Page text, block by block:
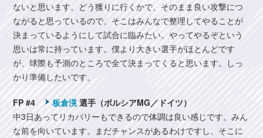
ないと思います。どう獲りに行くかで、そのまま良い攻撃につ
ながると思っているので、そこはみんなで整理してやることが
決まっているようにして試合に臨みたい。やってやるぞという
思いは常に持っています。僕より大きい選手がほとんどです
が、球際も予測のところで全て決まってくると思います。しっ
かり準備したいです。
FP #4 板倉滉選手（ボルシアMG／ドイツ）
中3日あってリカバリーもできるので体調は良い感じです。みん
な前を向いています。まだチャンスがあるわけですし、そこに